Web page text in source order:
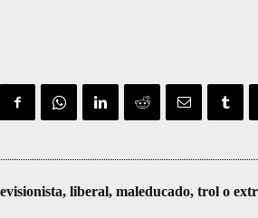
liberal, maleducado, trol o